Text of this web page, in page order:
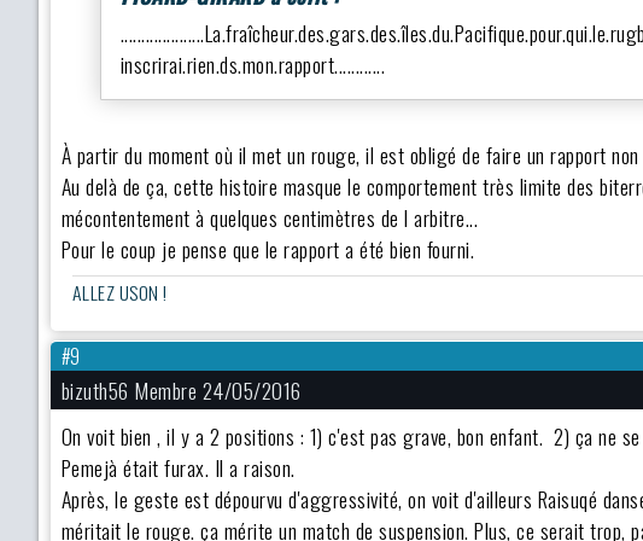
inscrirai.rien.ds.mon.rapport............
À partir du moment où il met un rouge, il est obligé de faire un rapport
Au delà de ça, cette histoire masque le comportement très limite des
mécontentement à quelques centimètres de l arbitre...
Pour le coup je pense que le rapport a été bien fourni.
ALLEZ USON !
#9
bizuth56 Membre 24/05/2016
On voit bien , il y a 2 positions : 1) c'est pas grave, bon enfant. 2) ça ne
Pemejà était furax. Il a raison.
Après, le geste est dépourvu d'aggressivité, on voit d'ailleurs Raisuqé
méritait le rouge. ça mérite un match de suspension. Plus, ce serait trop,